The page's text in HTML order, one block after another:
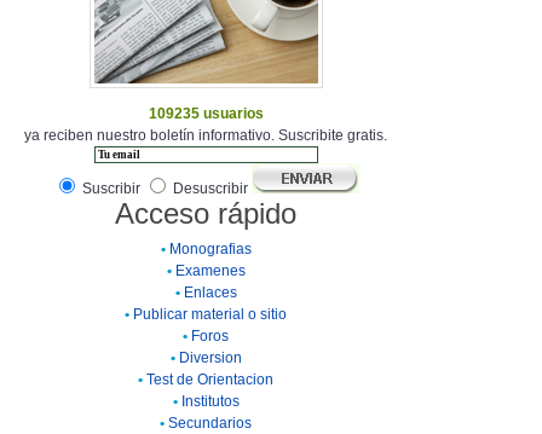
109235 usuarios
ya reciben nuestro boletín informativo. Suscribite gratis.
Suscribir Desuscribir
Acceso rápido
• Monografias
• Examenes
• Enlaces
• Publicar material o sitio
• Foros
• Diversion
• Test de Orientacion
• Institutos
• Secundarios